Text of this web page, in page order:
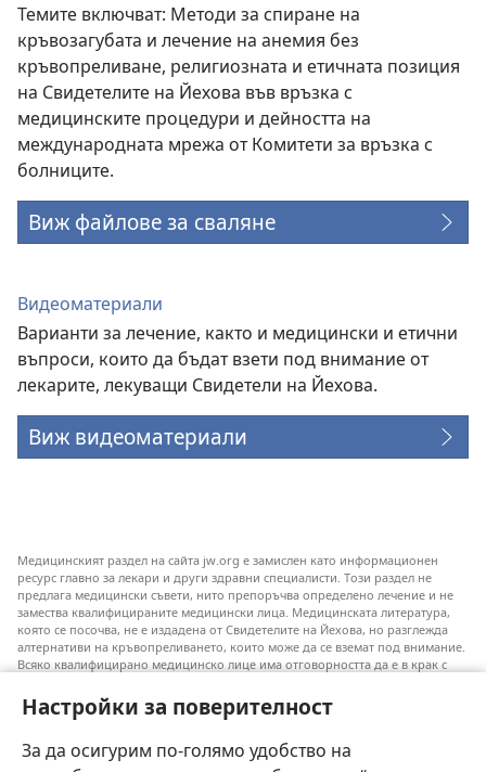
Настройки за поверителност
За да осигурим по-голямо удобство на
Темите включват: Методи за спиране на
кръвозагубата и лечение на анемия без
кръвопреливане, религиозната и етичната позиция
на Свидетелите на Йехова във връзка с
медицинските процедури и дейността на
международната мрежа от Комитети за връзка с
болниците.
Виж файлове за сваляне
Видеоматериали
Варианти за лечение, както и медицински и етични
въпроси, които да бъдат взети под внимание от
лекарите, лекуващи Свидетели на Йехова.
Виж видеоматериали
Медицинският раздел на сайта jw.org е замислен като информационен
ресурс главно за лекари и други здравни специалисти. Този раздел не
предлага медицински съвети, нито препоръчва определено лечение и не
замества квалифицираните медицински лица. Медицинската литература,
която се посочва, не е издадена от Свидетелите на Йехова, но разглежда
алтернативи на кръвопреливането, които може да се вземат под внимание.
Всяко квалифицирано медицинско лице има отговорността да е в крак с
помага на пациентите си да направят избор съобразно техните
заболявания, желания, ценности и вярвания. Не всички посочени практики
Към пациентите: Винаги се допитвайте до своя лекар или до друго